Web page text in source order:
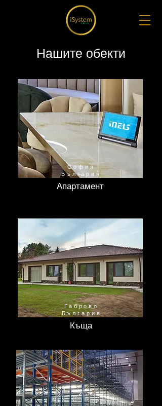
Нашите обекти
София
България
Апартамент
Габрово
България
Къща